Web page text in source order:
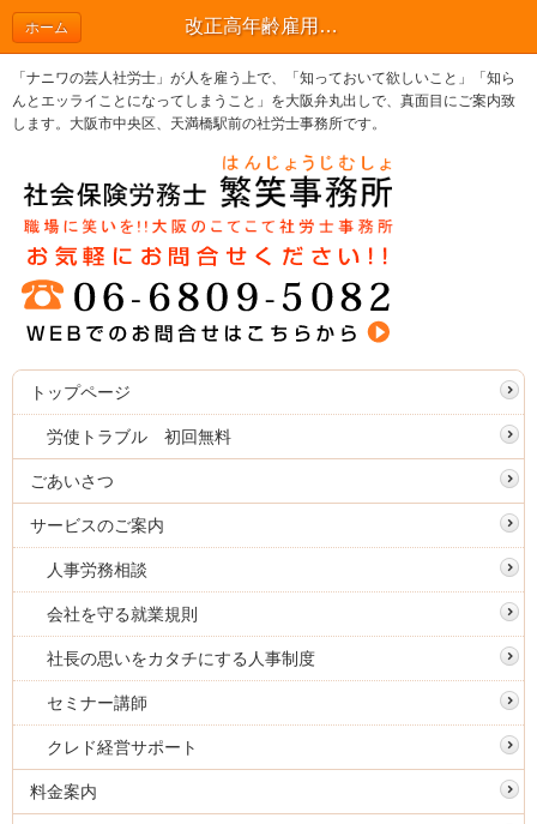
改正高年齢雇用安定法は、ますますおばちゃんを強くする？！ | ブログ
ホーム
「ナニワの芸人社労士」が人を雇う上で、「知っておいて欲しいこと」「知ら
んとエッライことになってしまうこと」を大阪弁丸出しで、真面目にご案内致
します。大阪市中央区、天満橋駅前の社労士事務所です。
トップページ
労使トラブル 初回無料
ごあいさつ
サービスのご案内
人事労務相談
会社を守る就業規則
社長の思いをカタチにする人事制度
セミナー講師
クレド経営サポート
料金案内